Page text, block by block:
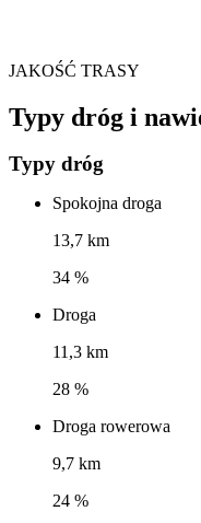
JAKOŚĆ TRASY
Typy dróg i
Typy dróg
Spokojna droga
13,7 km
34 %
Droga
11,3 km
28 %
Droga rowerowa
9,7 km
24 %